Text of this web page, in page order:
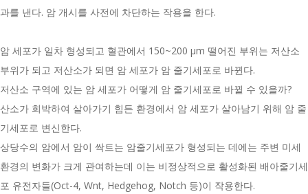
과를 낸다. 암 개시를 사전에 차단하는 작용을 한다.
암 세포가 일차 형성되고 혈관에서 150~200 μm 떨어진 부위는 저산소
부위가 되고 저산소가 되면 암 세포가 암 줄기세포로 바뀐다.
저산소 구역에 있는 암 세포가 어떻게 암 줄기세포로 바뀔 수 있을까?
산소가 희박하여 살아가기 힘든 환경에서 암 세포가 살아남기 위해 암 줄
기세포로 변신한다.
상당수의 암에서 암이 싹트는 암줄기세포가 형성되는 데에는 주변 미세
환경의 변화가 크게 관여하는데 이는 비정상적으로 활성화된 배아줄기세
포 유전자들(Oct-4, Wnt, Hedgehog, Notch 등)이 작용한다.